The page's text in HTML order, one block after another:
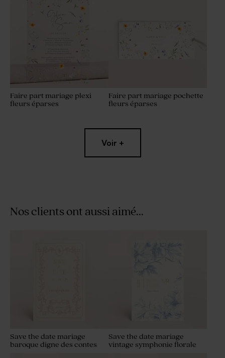
Faire part mariage plexi
fleurs éparses
Faire part mariage pochette
fleurs éparses
Voir +
Nos clients ont aussi aimé...
Save the date mariage
baroque digne des contes
Save the date mariage
vintage symphonie florale